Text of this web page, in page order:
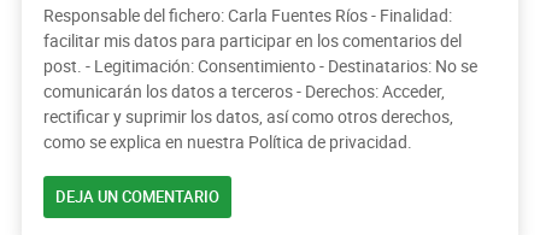
Responsable del fichero: Carla Fuentes Ríos - Finalidad:
facilitar mis datos para participar en los comentarios del
post. - Legitimación: Consentimiento - Destinatarios: No se
comunicarán los datos a terceros - Derechos: Acceder,
rectificar y suprimir los datos, así como otros derechos,
como se explica en nuestra Política de privacidad.
DEJA UN COMENTARIO